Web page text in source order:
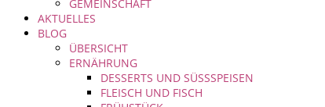
GEMEINSCHAFT
AKTUELLES
BLOG
ÜBERSICHT
ERNÄHRUNG
DESSERTS UND SÜSSSPEISEN
FLEISCH UND FISCH